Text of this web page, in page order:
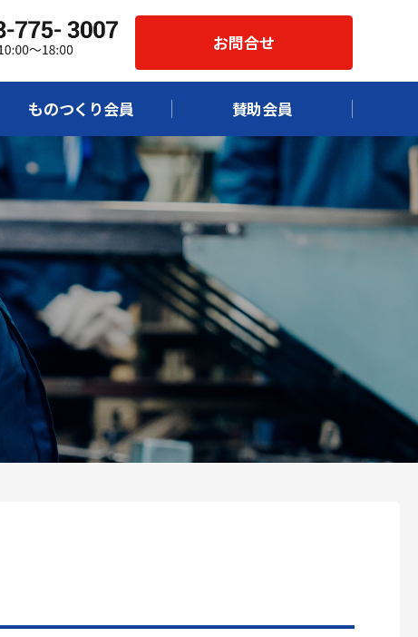
お問合せ
ものつくり会員 賛助会員